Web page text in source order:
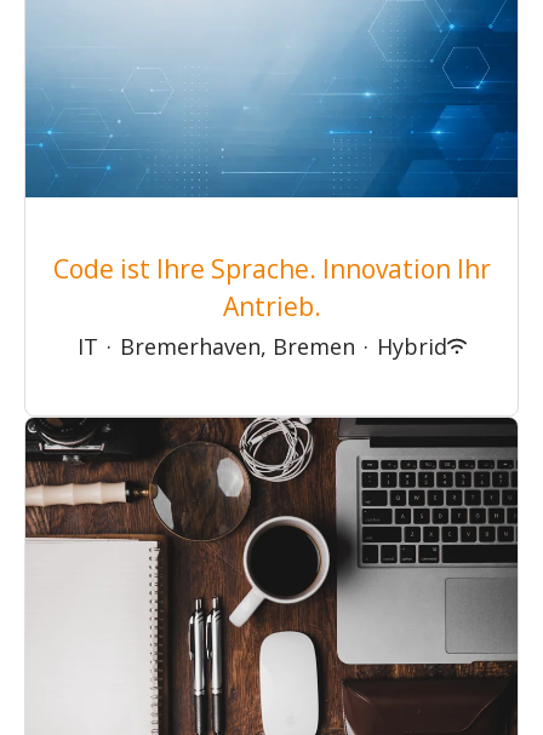
Code ist Ihre Sprache. Innovation Ihr
Antrieb.
IT · Bremerhaven, Bremen · Hybrid